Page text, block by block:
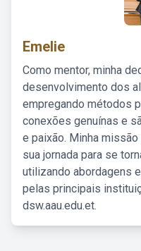
Emelie
Como mentor, minha
desenvolvimento dos
empregando métodos
conexões genuínas e
e paixão. Minha
sua jornada para se
utilizando abordagens
pelas principais
dsw.aau.edu.et.